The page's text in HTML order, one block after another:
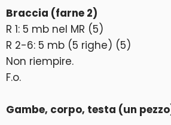
Braccia (farne 2)
R 1: 5 mb nel MR (5)
R 2-6: 5 mb (5 righe) (5)
Non riempire.
F.o.
Gambe, corpo, testa (un